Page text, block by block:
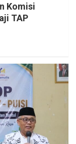
Komisi
TAP